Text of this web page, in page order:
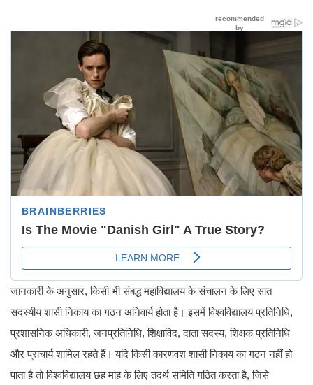
जानकारी के अनुसार, किसी भी संबद्ध महाविद्यालय के संचालन के लिए सात
सदस्यीय शासी निकाय का गठन अनिवार्य होता है। इसमें विश्वविद्यालय प्रतिनिधि,
प्रशासनिक अधिकारी, जनप्रतिनिधि, शिक्षाविद, दाता सदस्य, शिक्षक प्रतिनिधि
और प्राचार्य शामिल रहते हैं। यदि किसी कारणवश शासी निकाय का गठन नहीं हो
पाता है तो विश्वविद्यालय छह माह के लिए तदर्थ समिति गठित करता है, जिसे